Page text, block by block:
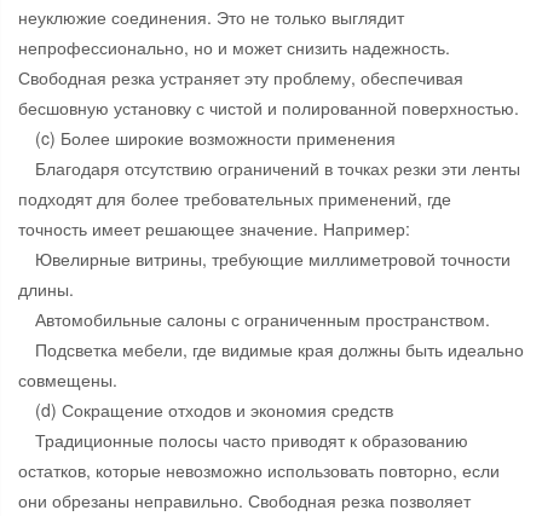
неуклюжие соединения. Это не только выглядит
непрофессионально, но и может снизить надежность.
Свободная резка устраняет эту проблему, обеспечивая
бесшовную установку с чистой и полированной поверхностью.
(c) Более широкие возможности применения
Благодаря отсутствию ограничений в точках резки эти ленты
подходят для более требовательных применений, где
точность имеет решающее значение. Например:
Ювелирные витрины, требующие миллиметровой точности
длины.
Автомобильные салоны с ограниченным пространством.
Подсветка мебели, где видимые края должны быть идеально
совмещены.
(d) Сокращение отходов и экономия средств
Традиционные полосы часто приводят к образованию
остатков, которые невозможно использовать повторно, если
они обрезаны неправильно. Свободная резка позволяет